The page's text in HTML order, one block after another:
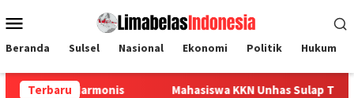
ke
Mobile
Beranda Sulsel Nasional Ekonomi Politik Hukum
Terbaru Mahasiswa KKN Unhas Sulap Tutup Botol Bekas